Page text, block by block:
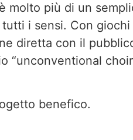
molto più di un
i sensi. Con giochi
diretta con il
“unconventional
benefico.